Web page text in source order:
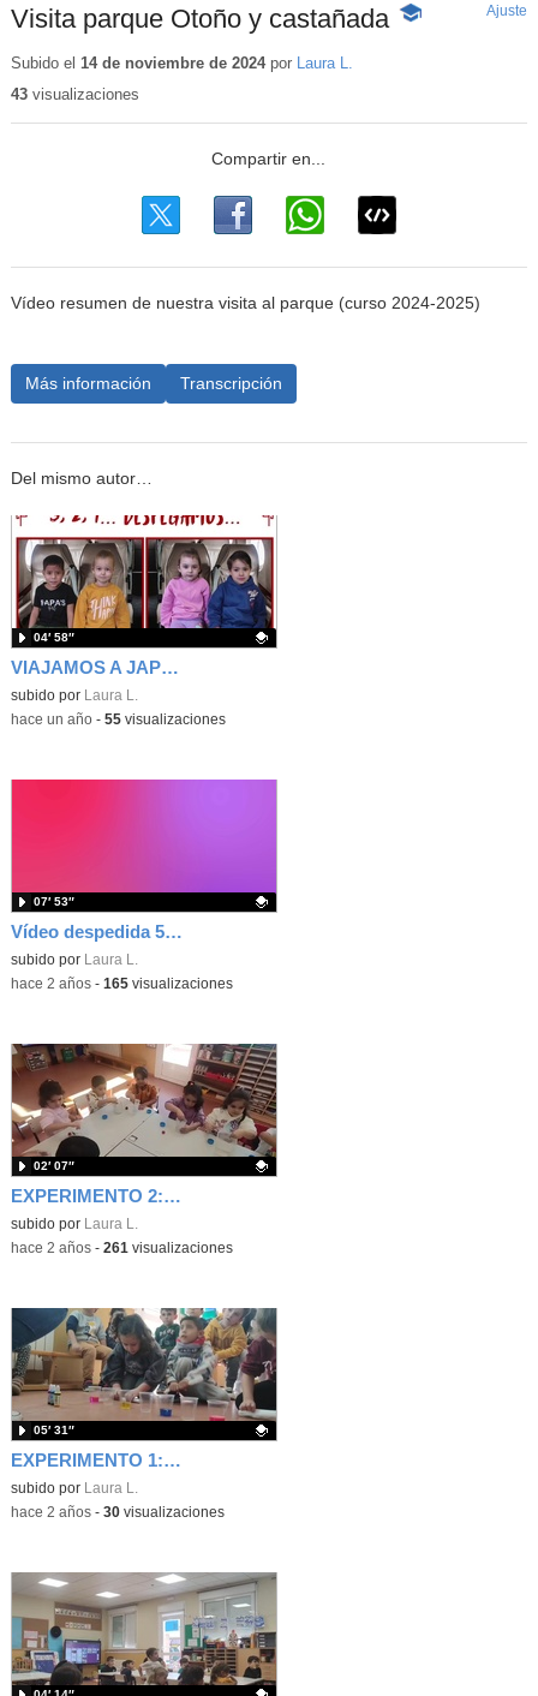
Visita parque Otoño y castañada -
Ajuste
Subido el 14 de noviembre de 2024por Laura L.
43visualizaciones
Vídeo resumen de nuestra visita al parque (curso 2024-2025)
Más información Transcripción
Del mismo autor…
VIAJAMOS A JAPÓN
Contenido educativo.
subido por Laura L.
04′ 58″
-hace un año- 55visualizaciones
Vídeo despedida 5 años
Contenido educativo.
subido por Laura L.
07′ 53″
-hace 2 años- 165visualizaciones
EXPERIMENTO 2: EL TOMATE QUE FLOTA
Contenido educativo.
subido por Laura L.
02′ 07″
-hace 2 años- 261 visualizaciones
EXPERIMENTO 1: EL CAMINO DEL AGUA
Contenido educativo.
subido por Laura L.
05′ 31″
-hace 2 años- 30visualizaciones